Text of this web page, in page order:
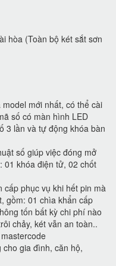
hòa (Toàn bộ két sắt sơn
mới nhất, có thể cài
số có màn hình LED
3 lần và tự động khóa bàn
số giúp việc đóng mở
01 khóa điện tử, 02 chốt
cấp phục vụ khi hết pin mà
gồm: 01 chìa khẩn cấp
tốn bất kỳ chi phí nào
chảy, két vẫn an toàn..
gia đình, căn hộ,